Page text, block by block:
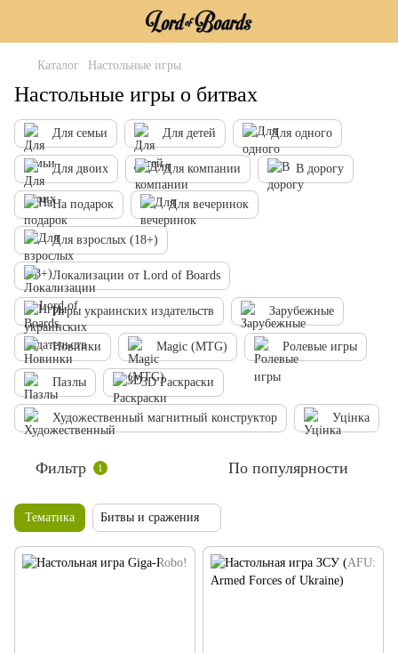
Каталог Настольные игры
Настольные игры о битвах
Для семьи Для детей Для одного
Для двоих Для компании В дорогу
На подарок Для вечеринок
Для взрослых (18+)
Локализации от Lord of Boards
Игры украинских издательств Зарубежные
Новинки Magic (MTG) Ролевые игры
Пазлы 3D Раскраски
Художественный магнитный конструктор Уцінка
Фильтр 1 По популярности
Тематика Битвы и сражения